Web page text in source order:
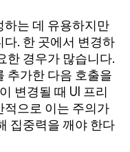
하는 데 유용하지만
. 한 곳에서 변경하
한 경우가 많습니다.
추가한 다음 호출을
변경될 때 UI 프리
적으로 이는 주의가
집중력을 깨야 한다